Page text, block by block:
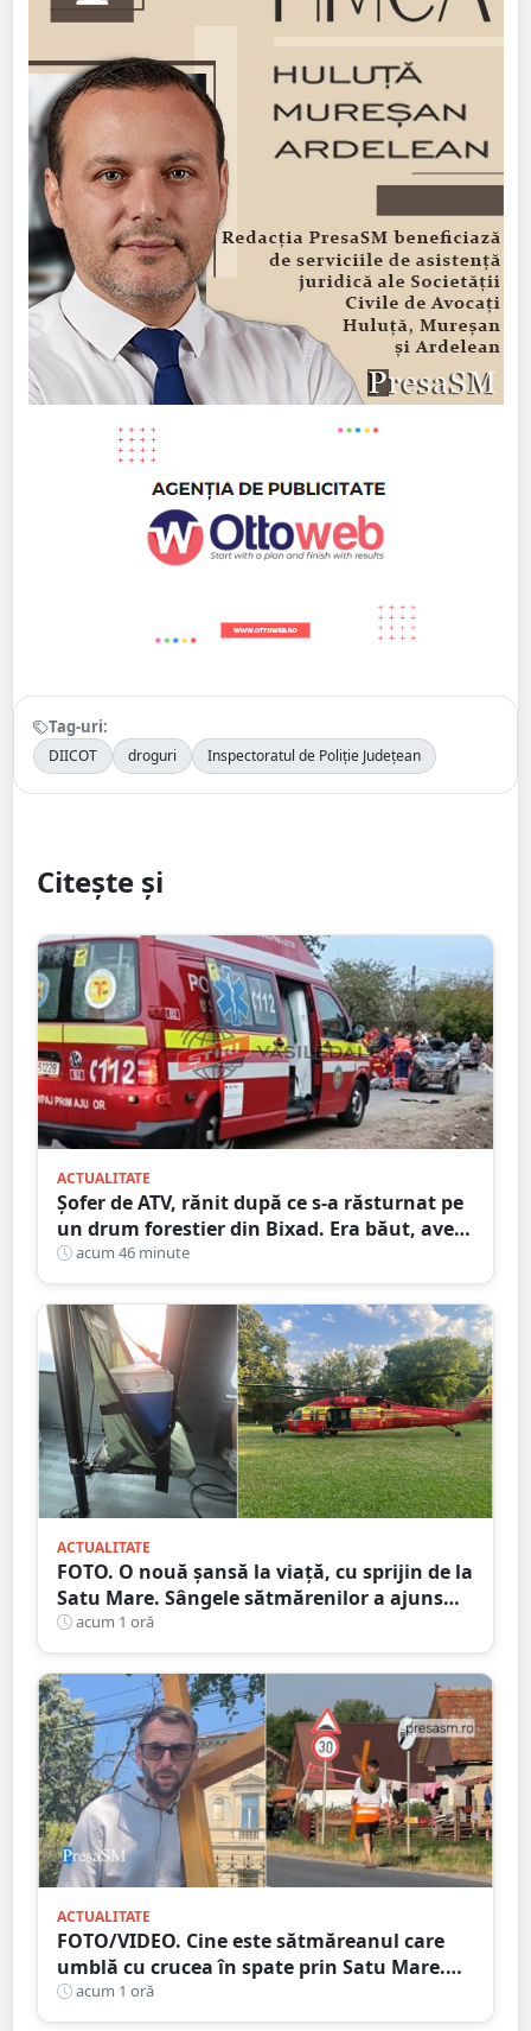
Tag-uri:
DIICOT droguri Inspectoratul de Poliție Județean
Citește și
ACTUALITATE
Șofer de ATV, rănit după ce s-a răsturnat pe
un drum forestier din Bixad. Era băut, avea
permisul anulat, iar vehiculul nu era
înmatriculat
acum 46 minute
ACTUALITATE
FOTO. O nouă șansă la viață, cu sprijin de la
Satu Mare. Sângele sătmărenilor a ajuns
într-o misiune contra cronometru pentru
un transplant hepatic
acum 1 oră
ACTUALITATE
FOTO/VIDEO. Cine este sătmăreanul care
umblă cu crucea în spate prin Satu Mare.
De ce face acest gest
acum 1 oră